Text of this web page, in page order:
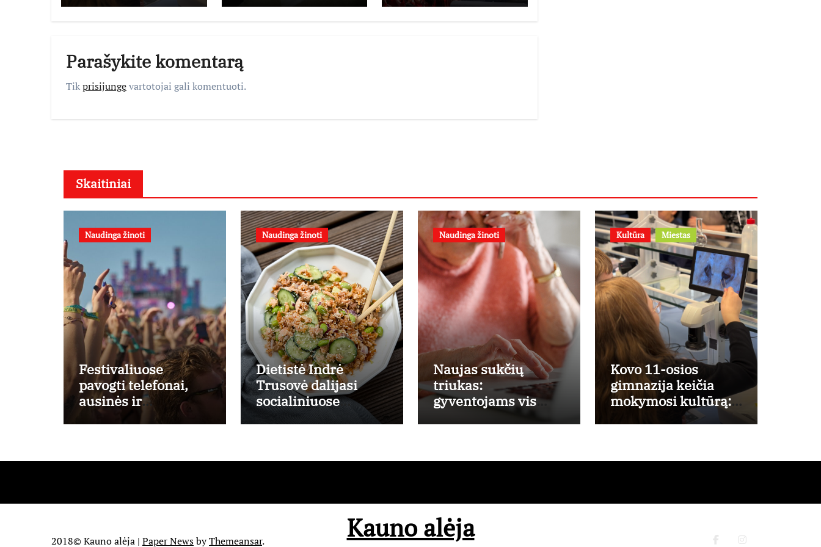
taikymo
atkeliauja į
Parašykite komentarą
Tikprisijungęvartotojai gali komentuoti.
Skaitiniai
Naudinga žinoti
Festivaliuose
pavogti telefonai,
ausinės ir
laikrodžiai –
finansines rizikas
Naudinga žinoti
Dietistė Indrė
Trusovė dalijasi
socialiniuose
receptu
Naudinga žinoti
Naujas sukčių
triukas:
gyventojams vis
dažniau skambina
Kultūra Miestas
Kovo 11-osios
gimnazija keičia
mokymosi kultūrą:
nuo žinių kaupimo –
2018© Kauno alėja | Paper NewsbyThemeansar. Kauno alėja